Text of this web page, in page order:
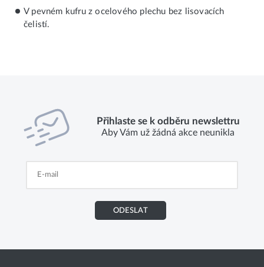
V pevném kufru z ocelového plechu bez lisovacích
čelistí.
Přihlaste se k odběru newslettru
Aby Vám už žádná akce neunikla
ODESLAT